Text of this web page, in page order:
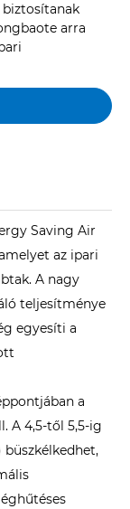
arra
Saving Air
az ipari
A nagy
teljesítménye
egyesíti a
a
A 4,5-től 5,5-ig
büszkélkedhet,